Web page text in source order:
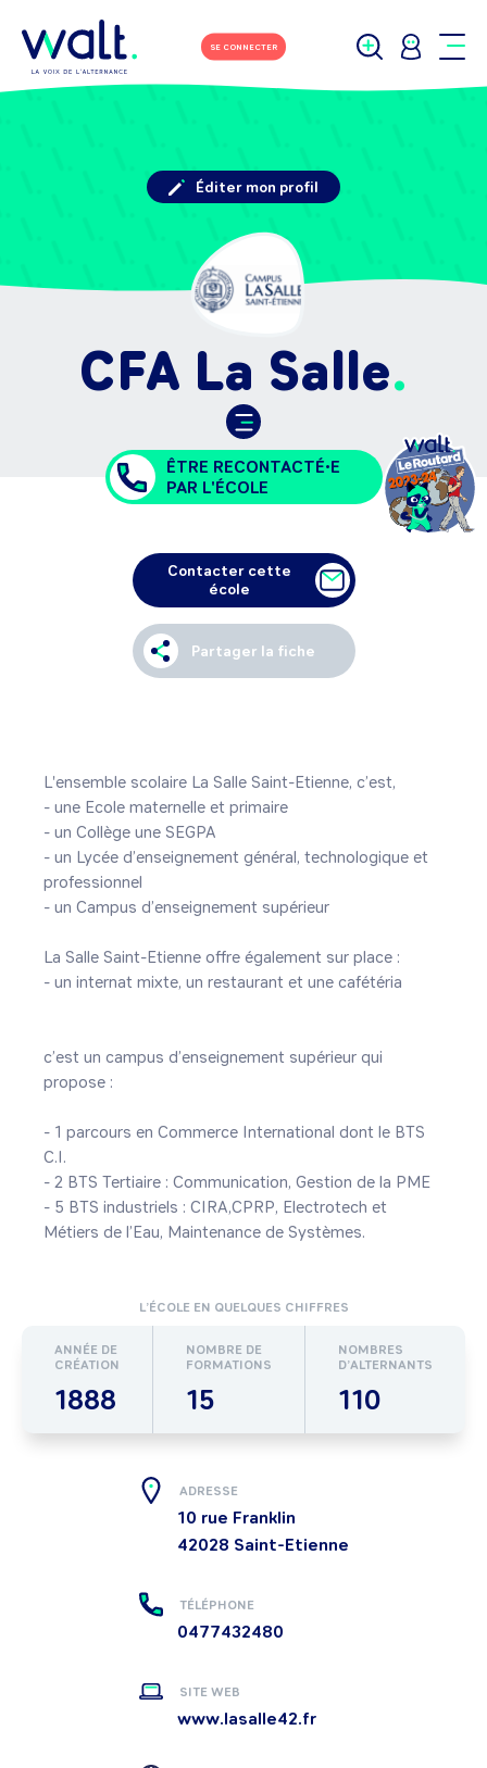
SE CONNECTER
CFA La Salle
Éditer mon profil
ÊTRE RECONTACTÉ•E
PAR L'ÉCOLE
Contacter cette
école
Partager la fiche
L'ensemble scolaire La Salle Saint-Etienne, c’est,
- une Ecole maternelle et primaire
- un Collège une SEGPA
- un Lycée d’enseignement général, technologique et
professionnel
- un Campus d’enseignement supérieur
La Salle Saint-Etienne offre également sur place :
- un internat mixte, un restaurant et une cafétéria
c’est un campus d’enseignement supérieur qui
propose :
- 1 parcours en Commerce International dont le BTS
C.I.
- 2 BTS Tertiaire : Communication, Gestion de la PME
- 5 BTS industriels : CIRA,CPRP, Electrotech et
Métiers de l’Eau, Maintenance de Systèmes.
L’ÉCOLE EN QUELQUES CHIFFRES
ANNÉE DE
CRÉATION
1888
NOMBRE DE
FORMATIONS
15
NOMBRES
D’ALTERNANTS
110
ADRESSE
10 rue Franklin
42028 Saint-Etienne
TÉLÉPHONE
0477432480
SITE WEB
www.lasalle42.fr